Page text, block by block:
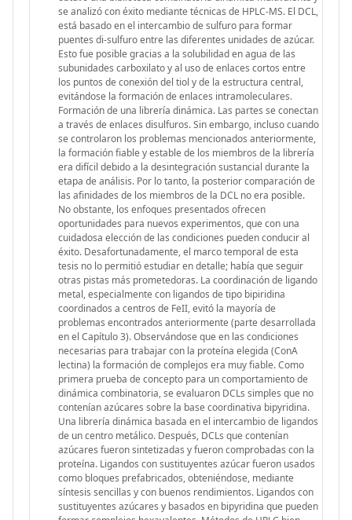
se analizó con éxito mediante técnicas de HPLC-MS. El DCL,
está basado en el intercambio de sulfuro para formar
puentes di-sulfuro entre las diferentes unidades de azúcar.
Esto fue posible gracias a la solubilidad en agua de las
subunidades carboxilato y al uso de enlaces cortos entre
los puntos de conexión del tiol y de la estructura central,
evitándose la formación de enlaces intramoleculares.
Formación de una librería dinámica. Las partes se conectan
a través de enlaces disulfuros. Sin embargo, incluso cuando
se controlaron los problemas mencionados anteriormente,
la formación fiable y estable de los miembros de la librería
era difícil debido a la desintegración sustancial durante la
etapa de análisis. Por lo tanto, la posterior comparación de
las afinidades de los miembros de la DCL no era posible.
No obstante, los enfoques presentados ofrecen
oportunidades para nuevos experimentos, que con una
cuidadosa elección de las condiciones pueden conducir al
éxito. Desafortunadamente, el marco temporal de esta
tesis no lo permitió estudiar en detalle; había que seguir
otras pistas más prometedoras. La coordinación de ligando
metal, especialmente con ligandos de tipo bipiridina
coordinados a centros de FeII, evitó la mayoría de
problemas encontrados anteriormente (parte desarrollada
en el Capítulo 3). Observándose que en las condiciones
necesarias para trabajar con la proteína elegida (ConA
lectina) la formación de complejos era muy fiable. Como
primera prueba de concepto para un comportamiento de
dinámica combinatoria, se evaluaron DCLs simples que no
contenían azúcares sobre la base coordinativa bipyridina.
Una librería dinámica basada en el intercambio de ligandos
de un centro metálico. Después, DCLs que contenían
azúcares fueron sintetizadas y fueron comprobadas con la
proteína. Ligandos con sustituyentes azúcar fueron usados
como bloques prefabricados, obteniéndose, mediante
síntesis sencillas y con buenos rendimientos. Ligandos con
sustituyentes azúcares y basados en bipyridina que pueden